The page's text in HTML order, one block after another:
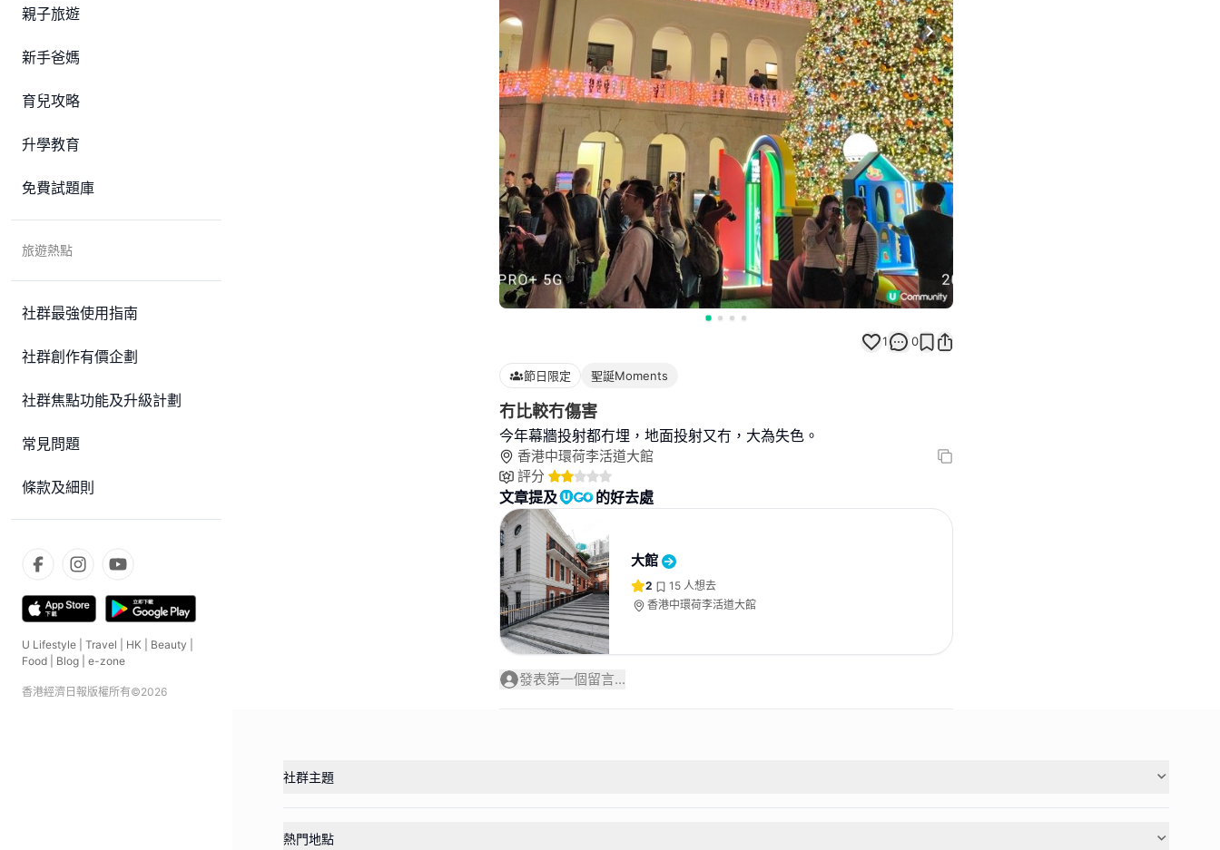
親子旅遊
新手爸媽
育兒攻略
升學教育
免費試題庫
旅遊熱點
社群最強使用指南
社群創作有價企劃
社群焦點功能及升級計劃
常見問題
條款及細則
U Lifestyle Travel HK Beauty
Food
Blog e-zone
香港經濟日報版權所有©2026
Next slide
1 0
節日限定 聖誕Moments
冇比較冇傷害
今年幕牆投射都冇埋，地面投射又冇，大為失色。
香港中環荷李活道大館
評分
文章提及 的好去處
大館
2 15 人想去
香港中環荷李活道大館
發表第一個留言...
社群主題
熱門地點